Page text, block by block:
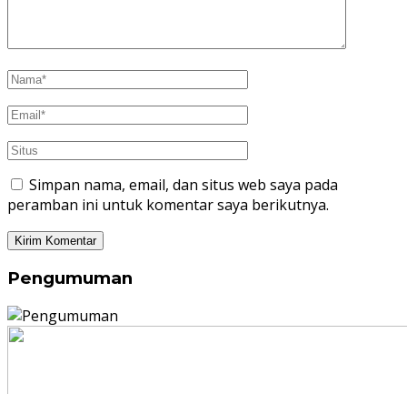
Simpan nama, email, dan situs web saya pada
peramban ini untuk komentar saya berikutnya.
Pengumuman